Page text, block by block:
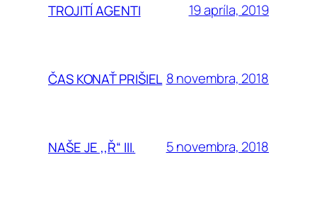
TROJITÍ AGENTI 19 apríla, 2019
ČAS KONAŤ PRIŠIEL 8 novembra, 2018
NAŠE JE ,,Ř“ III. 5 novembra, 2018